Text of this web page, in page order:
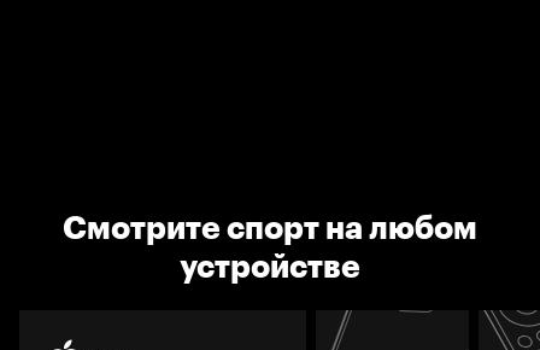
Смотрите спорт на любом
устройстве